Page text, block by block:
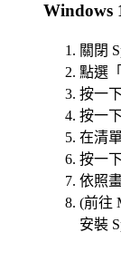
Windows
關閉
點選「
按一
按一
在清
按一
依照
(前往
安裝